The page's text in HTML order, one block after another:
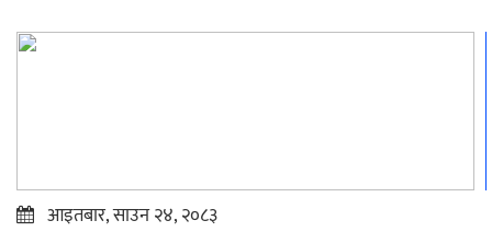
आइतबार, साउन २४, २०८३